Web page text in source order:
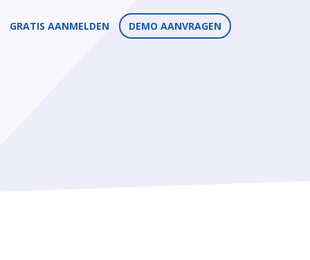
GRATIS AANMELDEN DEMO AANVRAGEN